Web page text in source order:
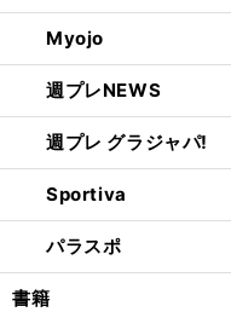
Myojo
週プレNEWS
週プレ グラジャパ!
Sportiva
パラスポ
書籍